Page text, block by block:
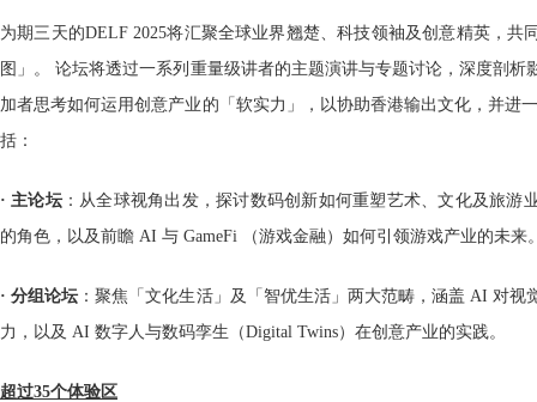
为期三天的DELF 2025将汇聚全球业界翘楚、科技领袖及创意精英，共
图」。 论坛将透过一系列重量级讲者的主题演讲与专题讨论，深度剖析
加者思考如何运用创意产业的「软实力」，以协助香港输出文化，并进
括：
· 主论坛：从全球视角出发，探讨数码创新如何重塑艺术、文化及旅游
的角色，以及前瞻 AI 与 GameFi （游戏金融）如何引领游戏产业的未来
· 分组论坛 ：聚焦「文化生活」及「智优生活」两大范畴，涵盖 AI 对视
力，以及 AI 数字人与数码孪生（Digital Twins）在创意产业的实践。
超过35个体验区